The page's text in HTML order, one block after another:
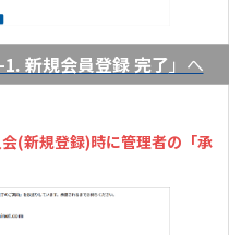
新規会員登録 完了 」へ
(新規登録)時に管理者の「承